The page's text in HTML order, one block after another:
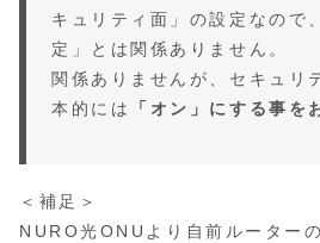
キュリティ面」の設定なので
定」とは関係ありません。
関係ありませんが、セキュリ
本的には
「オン」にする事を
＜補足＞
NURO光ONUより自前ルーター